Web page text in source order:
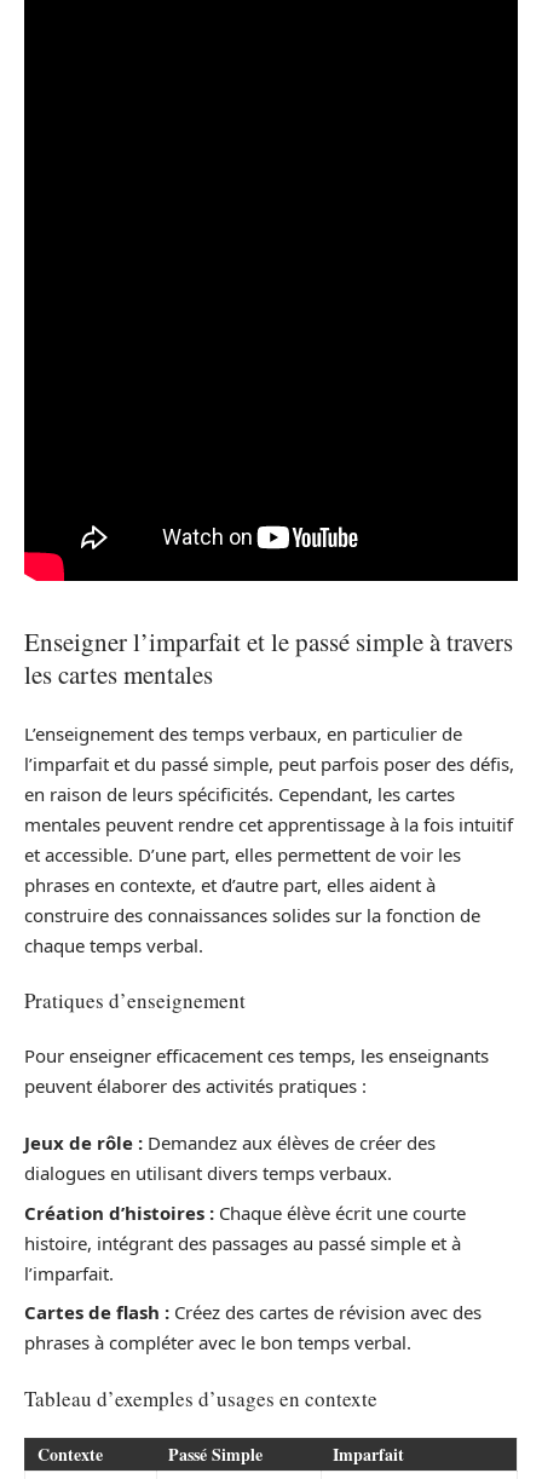
Enseigner l’imparfait et le passé simple à travers
les cartes mentales
L’enseignement des temps verbaux, en particulier de
l’imparfait et du passé simple, peut parfois poser des défis,
en raison de leurs spécificités. Cependant, les cartes
mentales peuvent rendre cet apprentissage à la fois intuitif
et accessible. D’une part, elles permettent de voir les
phrases en contexte, et d’autre part, elles aident à
construire des connaissances solides sur la fonction de
chaque temps verbal.
Pratiques d’enseignement
Pour enseigner efficacement ces temps, les enseignants
peuvent élaborer des activités pratiques :
Jeux de rôle : Demandez aux élèves de créer des
dialogues en utilisant divers temps verbaux.
Création d’histoires : Chaque élève écrit une courte
histoire, intégrant des passages au passé simple et à
l’imparfait.
Cartes de flash : Créez des cartes de révision avec des
phrases à compléter avec le bon temps verbal.
Tableau d’exemples d’usages en contexte
Contexte Passé Simple Imparfait